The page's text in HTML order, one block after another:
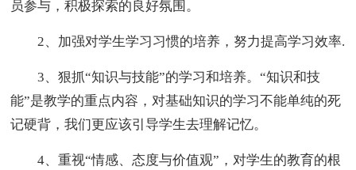
员参与，积极探索的良好氛围。
2、加强对学生学习习惯的培养，努力提高学习效率.
3、狠抓“知识与技能”的学习和培养。“知识和技
能”是教学的重点内容，对基础知识的学习不能单纯的死
记硬背，我们更应该引导学生去理解记忆。
4、重视“情感、态度与价值观”，对学生的教育的根